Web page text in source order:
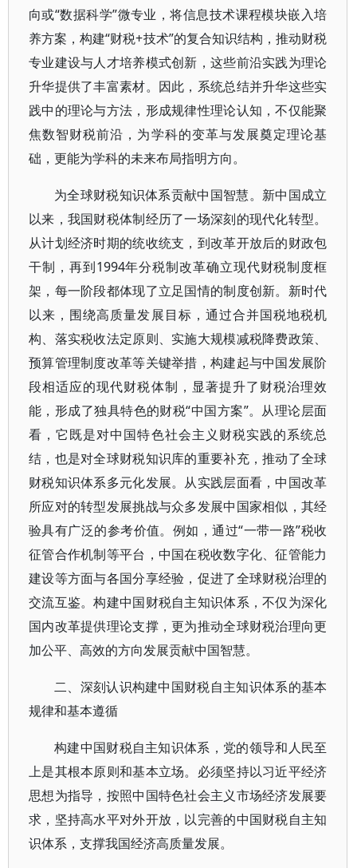
向或“数据科学”微专业，将信息技术课程模块嵌入培
养方案，构建“财税+技术”的复合知识结构，推动财税
专业建设与人才培养模式创新，这些前沿实践为理论
升华提供了丰富素材。因此，系统总结并升华这些实
践中的理论与方法，形成规律性理论认知，不仅能聚
焦数智财税前沿，为学科的变革与发展奠定理论基
础，更能为学科的未来布局指明方向。
为全球财税知识体系贡献中国智慧。新中国成立
以来，我国财税体制经历了一场深刻的现代化转型。
从计划经济时期的统收统支，到改革开放后的财政包
干制，再到1994年分税制改革确立现代财税制度框
架，每一阶段都体现了立足国情的制度创新。新时代
以来，围绕高质量发展目标，通过合并国税地税机
构、落实税收法定原则、实施大规模减税降费政策、
预算管理制度改革等关键举措，构建起与中国发展阶
段相适应的现代财税体制，显著提升了财税治理效
能，形成了独具特色的财税“中国方案”。从理论层面
看，它既是对中国特色社会主义财税实践的系统总
结，也是对全球财税知识库的重要补充，推动了全球
财税知识体系多元化发展。从实践层面看，中国改革
所应对的转型发展挑战与众多发展中国家相似，其经
验具有广泛的参考价值。例如，通过“一带一路”税收
征管合作机制等平台，中国在税收数字化、征管能力
建设等方面与各国分享经验，促进了全球财税治理的
交流互鉴。构建中国财税自主知识体系，不仅为深化
国内改革提供理论支撑，更为推动全球财税治理向更
加公平、高效的方向发展贡献中国智慧。
二、深刻认识构建中国财税自主知识体系的基本
规律和基本遵循
构建中国财税自主知识体系，党的领导和人民至
上是其根本原则和基本立场。必须坚持以习近平经济
思想为指导，按照中国特色社会主义市场经济发展要
求，坚持高水平对外开放，以完善的中国财税自主知
识体系，支撑我国经济高质量发展。